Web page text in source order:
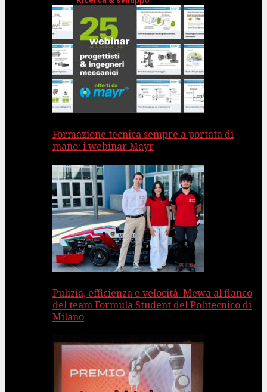
Formazione tecnica sempre a portata di
mano: i webinar Mayr
Pulizia, efficienza e velocità: Mewa al fianco
del team Formula Student del Politecnico di
Milano